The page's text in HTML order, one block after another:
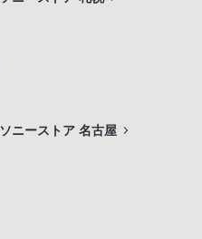
ソニーストア 名古屋